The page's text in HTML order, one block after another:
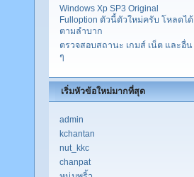
Windows Xp SP3 Original
Fulloption ตัวนี้ตัวใหม่ครับ โหลดได้
ตามลำบาก
ตรวจสอบสถานะ เกมส์ เน็ต และอื่น
ๆ
เริ่มหัวข้อใหม่มากที่สุด
admin
kchantan
nut_kkc
chanpat